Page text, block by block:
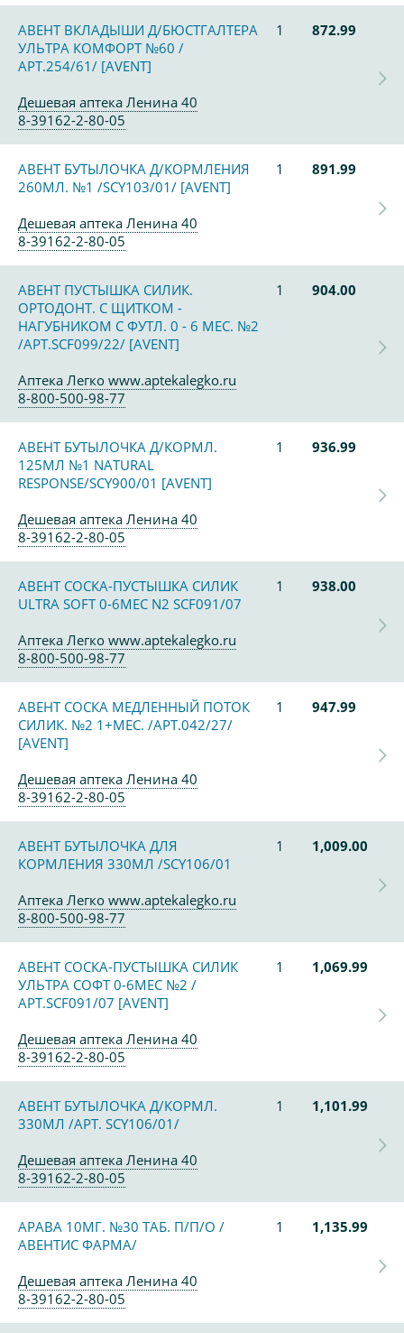
АВЕНТ ВКЛАДЫШИ Д/БЮСТГАЛТЕРА
УЛЬТРА КОМФОРТ №60 /
АРТ.254/61/ [AVENT]
1 872.99
Дешевая аптека Ленина 40
8-39162-2-80-05
АВЕНТ БУТЫЛОЧКА Д/КОРМЛЕНИЯ
260МЛ. №1 /SCY103/01/ [AVENT]
1 891.99
Дешевая аптека Ленина 40
8-39162-2-80-05
АВЕНТ ПУСТЫШКА СИЛИК.
ОРТОДОНТ. С ЩИТКОМ -
НАГУБНИКОМ С ФУТЛ. 0 - 6 МЕС. №2
/АРТ.SCF099/22/ [AVENT]
1 904.00
Аптека Легко www.aptekalegko.ru
8-800-500-98-77
АВЕНТ БУТЫЛОЧКА Д/КОРМЛ.
125МЛ №1 NATURAL
RESPONSE/SCY900/01 [AVENT]
1 936.99
Дешевая аптека Ленина 40
8-39162-2-80-05
АВЕНТ СОСКА-ПУСТЫШКА СИЛИК
ULTRA SOFT 0-6МЕС N2 SCF091/07
1 938.00
Аптека Легко www.aptekalegko.ru
8-800-500-98-77
АВЕНТ СОСКА МЕДЛЕННЫЙ ПОТОК
СИЛИК. №2 1+МЕС. /АРТ.042/27/
[AVENT]
1 947.99
Дешевая аптека Ленина 40
8-39162-2-80-05
АВЕНТ БУТЫЛОЧКА ДЛЯ
КОРМЛЕНИЯ 330МЛ /SCY106/01
1 1,009.00
Аптека Легко www.aptekalegko.ru
8-800-500-98-77
АВЕНТ СОСКА-ПУСТЫШКА СИЛИК
УЛЬТРА СОФТ 0-6МЕС №2 /
АРТ.SCF091/07 [AVENT]
1 1,069.99
Дешевая аптека Ленина 40
8-39162-2-80-05
АВЕНТ БУТЫЛОЧКА Д/КОРМЛ.
330МЛ /АРТ. SCY106/01/
1 1,101.99
Дешевая аптека Ленина 40
8-39162-2-80-05
АРАВА 10МГ. №30 ТАБ. П/П/О /
АВЕНТИС ФАРМА/
1 1,135.99
Дешевая аптека Ленина 40
8-39162-2-80-05